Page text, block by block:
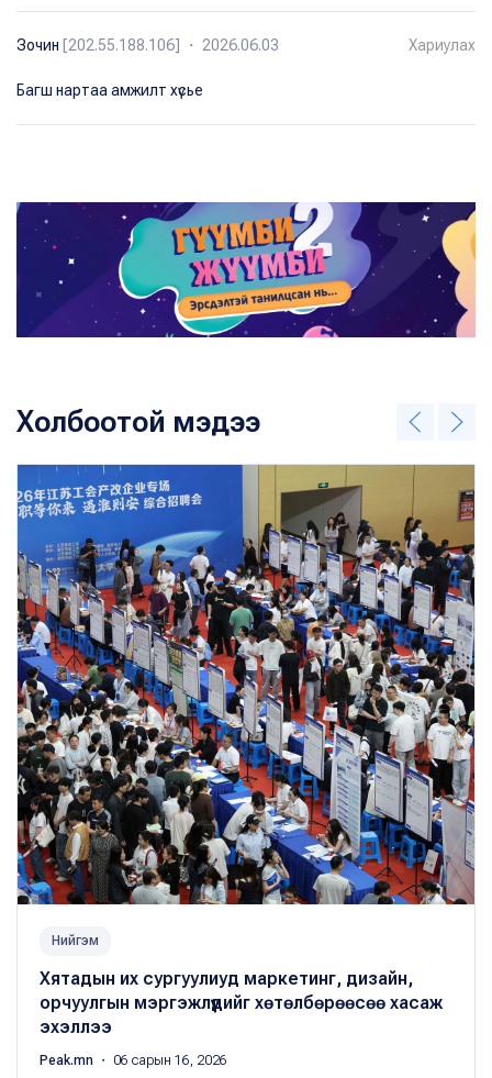
Зочин [202.55.188.106] ・ 2026.06.03 Хариулах
Багш нартаа амжилт хүсье
Холбоотой мэдээ
Нийгэм
Хятадын их сургуулиуд маркетинг, дизайн,
орчуулгын мэргэжлүүдийг хөтөлбөрөөсөө хасаж
эхэллээ
Peak.mn ・ 06 сарын 16, 2026